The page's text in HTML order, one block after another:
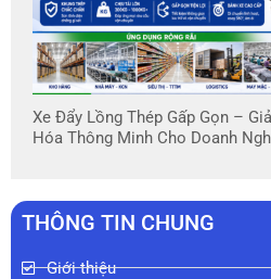
Xe Đẩy Lồng Thép Gấp Gọn –
Hóa Thông Minh Cho Doanh
THÔNG TIN CHUNG
Giới thiệu